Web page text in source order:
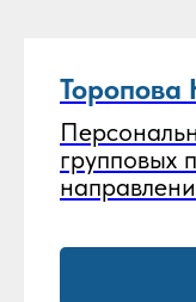
групповых